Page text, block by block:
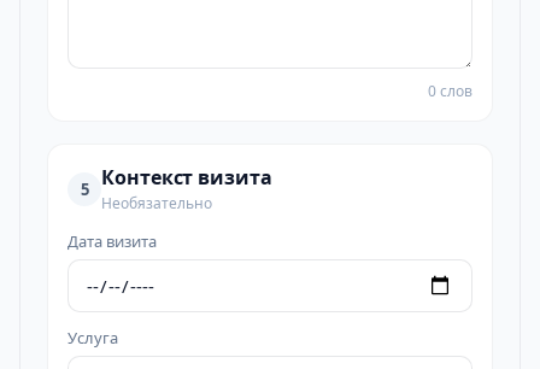
0 слов
5 Контекст визита
Необязательно
Дата визита
Услуга